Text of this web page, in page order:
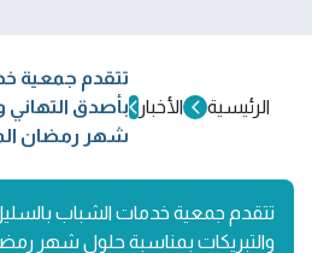
الرئيسية الأخبار
تتقدم جمعية
بأصدق التهاني
شهر رمضان
تتقدم جمعية خدمات الشباب
والتبريكات بمناسبة حلول شهر